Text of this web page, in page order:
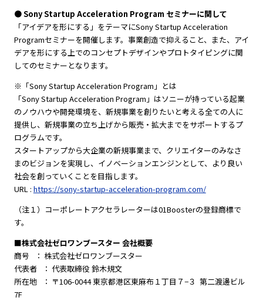
● Sony Startup Acceleration Program セミナーに関して
「アイデアを形にする」をテーマにSony Startup Acceleration
Programセミナーを開催します。事業創造で抑えること、また、アイ
デアを形にする上でのコンセプトデザインやプロトタイピングに関
してのセミナーとなります。
※「Sony Startup Acceleration Program」とは
「Sony Startup Acceleration Program」はソニーが持っている起業
のノウハウや開発環境を、新規事業を創りたいと考える全ての人に
提供し、新規事業の立ち上げから販売・拡大までをサポートするプ
ログラムです。
スタートアップから大企業の新規事業まで、クリエイターのみなさ
まのビジョンを実現し、イノベーションエンジンとして、より良い
社会を創っていくことを目指します。
URL : https://sony-startup-acceleration-program.com/
（注１）コーポレートアクセラレーターは01Boosterの登録商標で
す。
■株式会社ゼロワンブースター 会社概要
商号 ： 株式会社ゼロワンブースター
代表者 ： 代表取締役 鈴木規文
所在地 ： 〒106-0044 東京都港区東麻布１丁目７−３ 第二渡邊ビル
7F